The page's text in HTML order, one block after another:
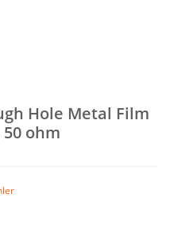
Hole Metal Film
50 ohm